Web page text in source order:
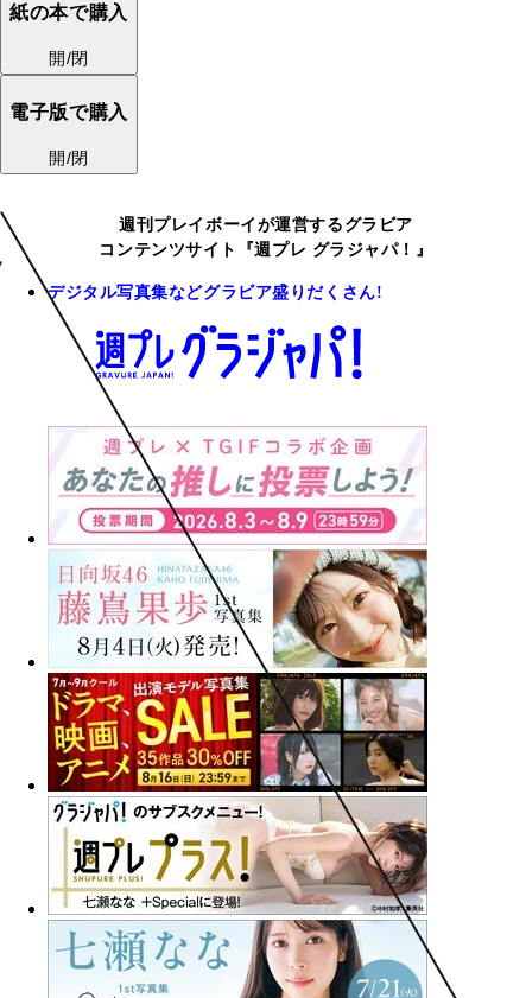
紙の本で購入
開/閉
電子版で購入
開/閉
週刊プレイボーイが運営するグラビア
コンテンツサイト『週プレ グラジャパ！』
デジタル写真集などグラビア盛りだくさん!